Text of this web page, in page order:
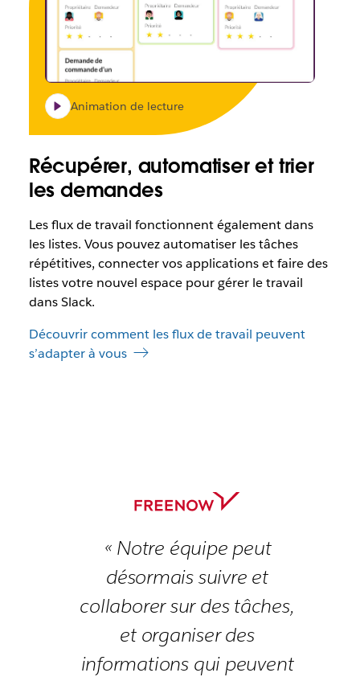
Animation de lecture
Récupérer, automatiser et trier
les demandes
Les flux de travail fonctionnent également dans
les listes. Vous pouvez automatiser les tâches
répétitives, connecter vos applications et faire des
listes votre nouvel espace pour gérer le travail
dans Slack.
Découvrir comment les flux de travail peuvent
s’adapter à vous
« Notre équipe peut
désormais suivre et
collaborer sur des tâches,
et organiser des
informations qui peuvent